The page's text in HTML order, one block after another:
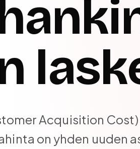
Acquisition Cost)
on yhden uuden